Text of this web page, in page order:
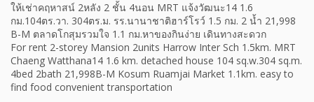
ให้เช่าคฤหาสน์ 2หลัง 2 ชั้น 4นอน MRT แจ้งวัฒนะ14 1.6
กม.104ตร.วา. 304ตร.ม. รร.นานาชาติฮาร์โรว์ 1.5 กม. 2 น้ำ 21,998
B-M ตลาดโกสุมรวมใจ 1.1 กม.หาของกินง่าย เดินทางสะดวก
For rent 2-storey Mansion 2units Harrow Inter Sch 1.5km. MRT
Chaeng Watthana14 1.6 km. detached house 104 sq.w.304 sq.m.
4bed 2bath 21,998B-M Kosum Ruamjai Market 1.1km. easy to
find food convenient transportation